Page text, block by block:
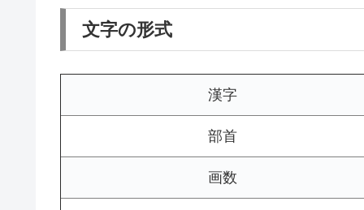
文字の形式
漢字
部首
画数